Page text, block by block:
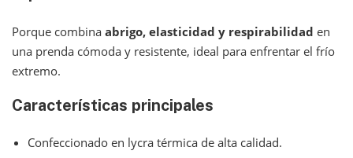
Porque combina abrigo, elasticidad y respirabilidad en
una prenda cómoda y resistente, ideal para enfrentar el frío
extremo.
Características principales
Confeccionado en lycra térmica de alta calidad.